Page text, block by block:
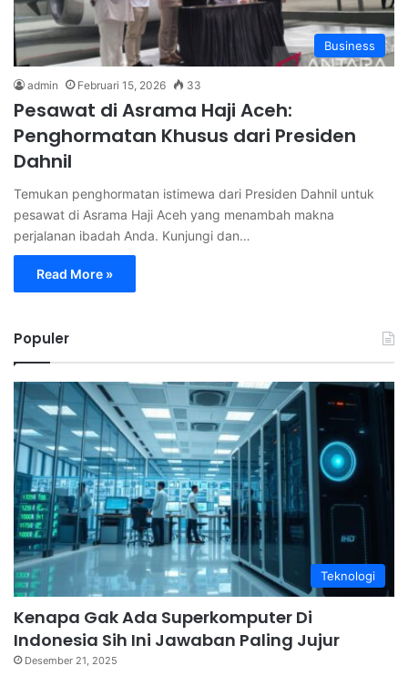
Business
admin Februari 15, 2026 33
Pesawat di Asrama Haji Aceh:
Penghormatan Khusus dari Presiden
Dahnil
Temukan penghormatan istimewa dari Presiden Dahnil untuk
pesawat di Asrama Haji Aceh yang menambah makna
perjalanan ibadah Anda. Kunjungi dan…
Read More »
Populer
Teknologi
Kenapa Gak Ada Superkomputer Di
Indonesia Sih Ini Jawaban Paling Jujur
Desember 21, 2025